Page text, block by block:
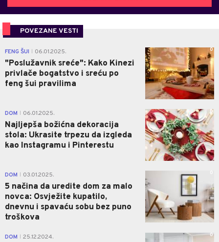
POVEZANE VESTI
FENG ŠUI 06.01.2025.
"Poslužavnik sreće": Kako Kinezi
privlače bogatstvo i sreću po
feng šui pravilima
0
DOM 06.01.2025.
Najljepša božićna dekoracija
stola: Ukrasite trpezu da izgleda
kao Instagramu i Pinterestu
0
DOM 03.01.2025.
5 načina da uredite dom za malo
novca: Osvježite kupatilo,
dnevnu i spavaću sobu bez puno
troškova
0
DOM 25.12.2024. 0